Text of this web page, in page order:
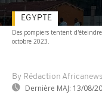
Des pompiers tentent
octobre 2023.
By Rédaction Africanews
Dernière MAJ: 13/08/
EGYPTE